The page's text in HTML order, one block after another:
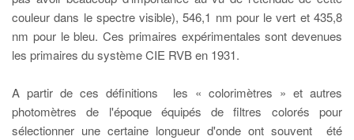
couleur dans le spectre visible), 546,1 nm pour le vert et 435,8
nm pour le bleu. Ces primaires expérimentales sont devenues
les primaires du système CIE RVB en 1931.
A partir de ces définitions les « colorimètres » et autres
photomètres de l'époque équipés de filtres colorés pour
sélectionner une certaine longueur d'onde ont souvent été